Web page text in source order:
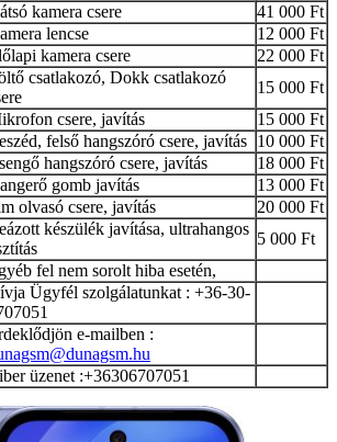
kamera csere
41 000 Ft
lencse
12 000 Ft
kamera csere
22 000 Ft
csatlakozó, Dokk csatlakozó
15 000 Ft
csere, javítás
15 000 Ft
felső hangszóró csere, javítás 10 000 Ft
hangszóró csere, javítás
18 000 Ft
gomb javítás
13 000 Ft
olvasó csere, javítás
20 000 Ft
készülék javítása, ultrahangos
5 000 Ft
fel nem sorolt hiba esetén,
Ügyfél szolgálatunkat : +36-30-
e-mailben :
üzenet :+36306707051